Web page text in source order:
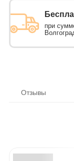
при
Отзывы